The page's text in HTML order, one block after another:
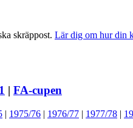
skräppost. Lär dig om hur din
| FA-cupen
| 1975/76 | 1976/77 | 1977/78 |